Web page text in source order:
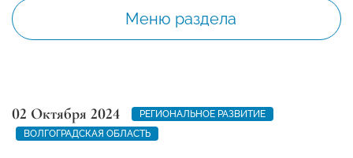
Меню раздела
02 Октября 2024
РЕГИОНАЛЬНОЕ РАЗВИТИЕ
ВОЛГОГРАДСКАЯ ОБЛАСТЬ